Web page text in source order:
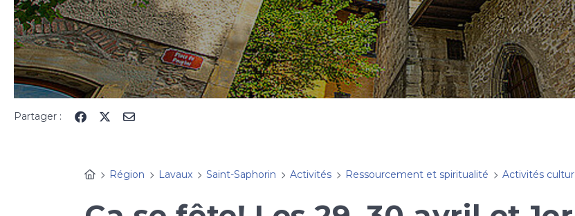
Partager :
Région Lavaux Saint-Saphorin Activités Ressourcement et spiritualité Activités culturelles